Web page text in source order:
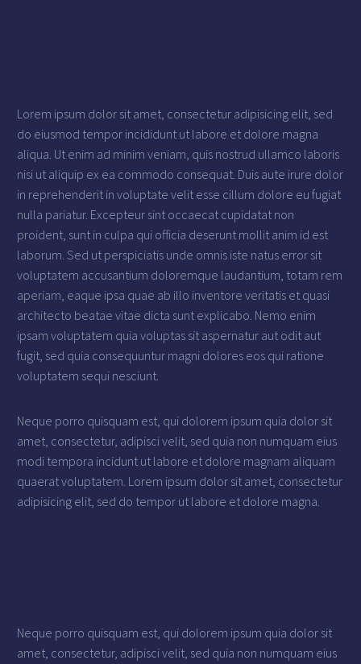
Lorem ipsum dolor sit amet, consectetur adipisicing elit, sed
do eiusmod tempor incididunt ut labore et dolore magna
aliqua. Ut enim ad minim veniam, quis nostrud ullamco laboris
nisi ut aliquip ex ea commodo consequat. Duis aute irure dolor
in reprehenderit in voluptate velit esse cillum dolore eu fugiat
nulla pariatur. Excepteur sint occaecat cupidatat non
proident, sunt in culpa qui officia deserunt mollit anim id est
laborum. Sed ut perspiciatis unde omnis iste natus error sit
voluptatem accusantium doloremque laudantium, totam rem
aperiam, eaque ipsa quae ab illo inventore veritatis et quasi
architecto beatae vitae dicta sunt explicabo. Nemo enim
ipsam voluptatem quia voluptas sit aspernatur aut odit aut
fugit, sed quia consequuntur magni dolores eos qui ratione
voluptatem sequi nesciunt.
Neque porro quisquam est, qui dolorem ipsum quia dolor sit
amet, consectetur, adipisci velit, sed quia non numquam eius
modi tempora incidunt ut labore et dolore magnam aliquam
quaerat voluptatem. Lorem ipsum dolor sit amet, consectetur
adipisicing elit, sed do tempor ut labore et dolore magna.
Neque porro quisquam est, qui dolorem ipsum quia dolor sit
amet, consectetur, adipisci velit, sed quia non numquam eius